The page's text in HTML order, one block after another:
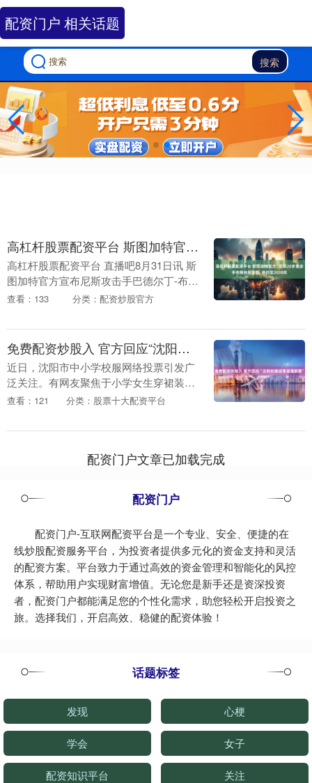
搜索
配资门户 相关话题
高杠杆股票配资平台 斯图加特官方: 尼斯20岁攻击手布阿纳尼加盟, 签约至2030年
高杠杆股票配资平台 直播吧8月31日讯 斯
图加特官方宣布尼斯攻击手巴德尔丁-布阿
纳尼（Badredine Bouanani）加盟，双方
查看：133 分类：配资炒股官方
免费配资炒股入 官方回应“沈阳校服投票疑遭刷票”
近日，沈阳市中小学校服网络投票引发广
泛关注。有网友聚焦于小学女生穿裙装（7
号款式）还是裤装（6号款式）免费配资炒
商刷票。 8....
查看：121 分类：股票十大配资平台
配资门户文章已加载完成
配资门户
配资门户-互联网配资平台是一个专业、安全、便捷的在
线炒股配资服务平台，为投资者提供多元化的资金支持和灵活
的配资方案。平台致力于通过高效的资金管理和智能化的风控
体系，帮助用户实现财富增值。无论您是新手还是资深投资
者，配资门户都能满足您的个性化需求，助您轻松开启投资之
旅。选择我们，开启高效、稳健的配资体验！
话题标签
发现 心梗
学会 女子
配资知识平台 关注